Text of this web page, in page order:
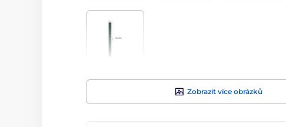
Zobrazit více obrázků